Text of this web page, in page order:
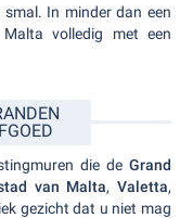
In minder dan een
volledig met een
die de Grand
van Malta,Valetta,
gezicht dat u niet mag